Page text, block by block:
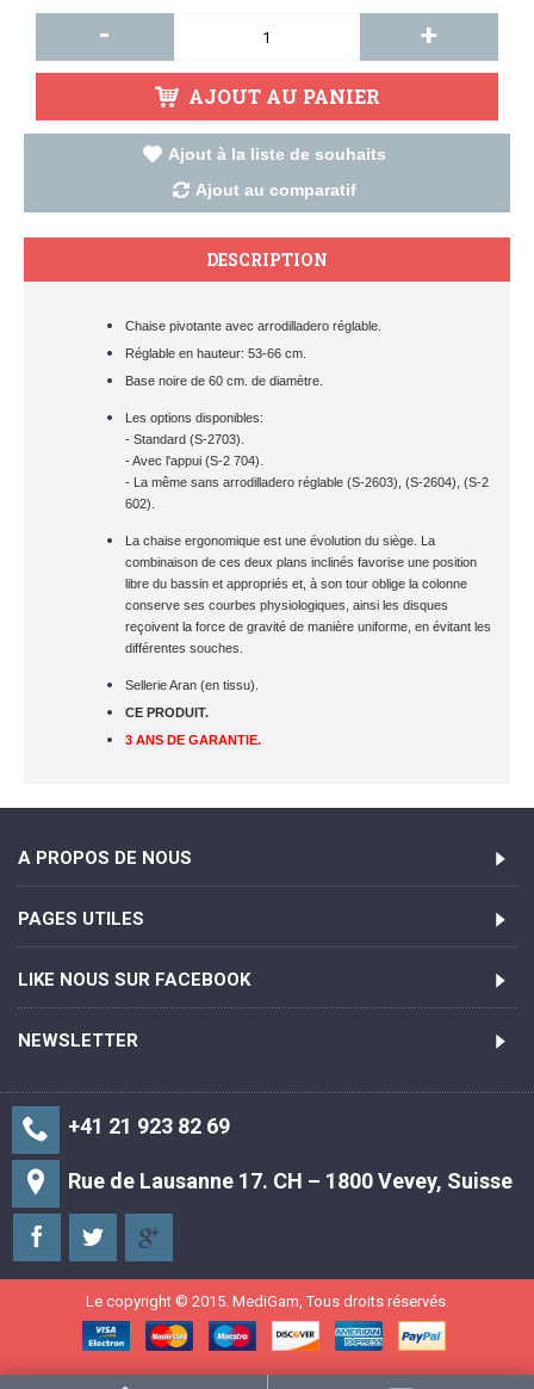
- +
AJOUT AU PANIER
Ajout à la liste de souhaits
Ajout au comparatif
DESCRIPTION
Chaise pivotante avec arrodilladero réglable.
Réglable en hauteur: 53-66 cm.
Base noire de 60 cm. de diamètre.
Les options disponibles:
- Standard (S-2703).
- Avec l'appui (S-2 704).
- La même sans arrodilladero réglable (S-2603), (S-2604), (S-2
602).
La chaise ergonomique est une évolution du siège. La
combinaison de ces deux plans inclinés favorise une position
libre du bassin et appropriés et, à son tour oblige la colonne
conserve ses courbes physiologiques, ainsi les disques
reçoivent la force de gravité de manière uniforme, en évitant les
différentes souches.
Sellerie Aran (en tissu).
CE PRODUIT.
3 ANS DE GARANTIE.
A PROPOS DE NOUS
PAGES UTILES
LIKE NOUS SUR FACEBOOK
NEWSLETTER
+41 21 923 82 69
Rue de Lausanne 17. CH – 1800 Vevey, Suisse
Le copyright © 2015. MediGam, Tous droits réservés.